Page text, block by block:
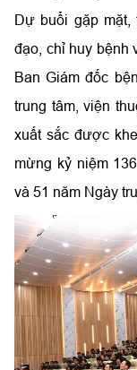
Dự buổi gặp mặt,
đạo, chỉ huy bệnh
Ban Giám đốc
trung tâm, viện
xuất sắc được
mừng kỷ niệm
và 51 năm Ngày